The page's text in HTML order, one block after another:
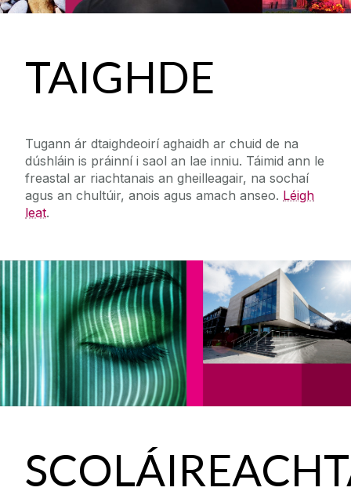
TAIGHDE
Tugann ár dtaighdeoirí aghaidh ar chuid de na
dúshláin is práinní i saol an lae inniu. Táimid ann le
freastal ar riachtanais an gheilleagair, na sochaí
agus an chultúir, anois agus amach anseo. Léigh
leat.